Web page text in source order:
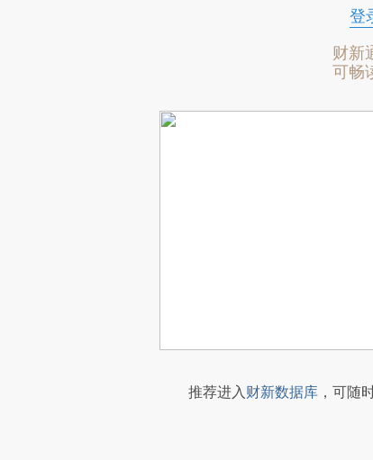
登
财新
可畅
推荐进入财新数据库 ，可随